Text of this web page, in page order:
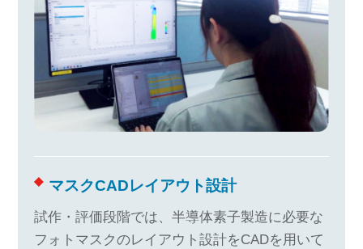
マスクCADレイアウト設計
試作・評価段階では、半導体素子製造に必要な
フォトマスクのレイアウト設計をCADを用いて